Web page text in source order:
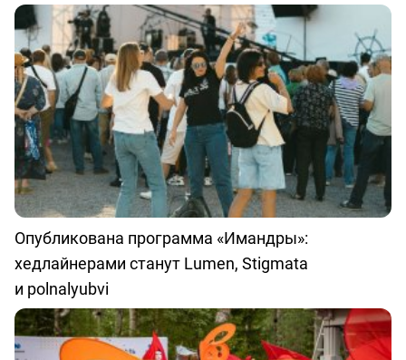
Опубликована программа «Имандры»:
хедлайнерами станут Lumen, Stigmata
и polnalyubvi